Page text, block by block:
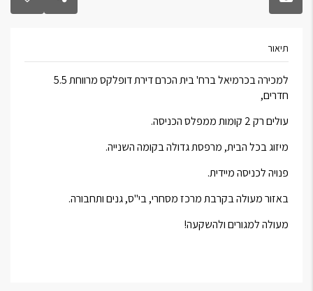
תיאור
למכירה בכרמיאל ברח' בית הכרם דירת דופלקס מרווחת 5.5
חדרים,
עולים רק 2 קומות ממפלס הכניסה.
מיזוג בכל הבית, מרפסת גדולה בקומה השנייה.
פנויה לכניסה מיידית.
באזור מעולה בקרבת מרכז מסחרי, בי"ס, גנים ותחבורה.
מעולה למגורים ולהשקעה!